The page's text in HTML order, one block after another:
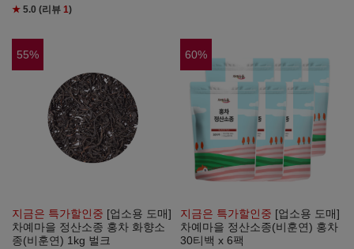
★ 5.0 (리뷰 1)
55%
지금은 특가할인중 [업소용 도매]
차예마을 정산소종 홍차 화향소
종(비훈연) 1kg 벌크
60%
지금은 특가할인중 [업소용 도매]
차예마을 정산소종(비훈연) 홍차
30티백 x 6팩